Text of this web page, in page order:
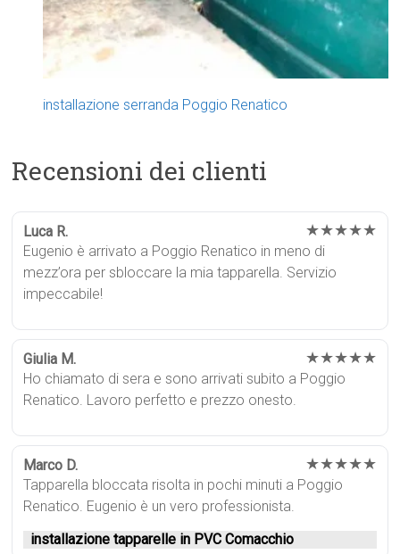
installazione serranda Poggio Renatico
Recensioni dei clienti
Luca R. ★★★★★
Eugenio è arrivato a Poggio Renatico in meno di
mezz’ora per sbloccare la mia tapparella. Servizio
impeccabile!
Giulia M. ★★★★★
Ho chiamato di sera e sono arrivati subito a Poggio
Renatico. Lavoro perfetto e prezzo onesto.
Marco D. ★★★★★
Tapparella bloccata risolta in pochi minuti a Poggio
Renatico. Eugenio è un vero professionista.
installazione tapparelle in PVC Comacchio